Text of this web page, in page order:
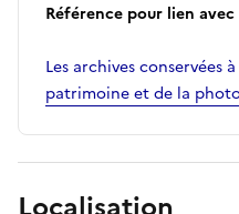
Référence pour lien
Les archives conservées
patrimoine et de la